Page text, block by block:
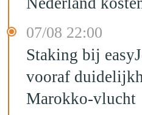
07/08 22:00
Staking bij
vooraf
Marokko-vlucht